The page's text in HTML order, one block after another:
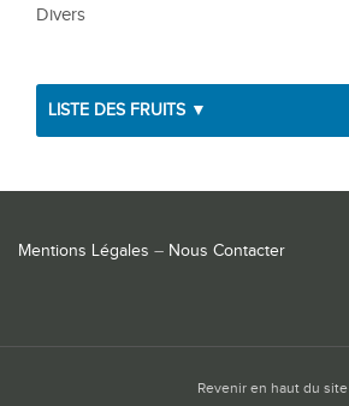
Divers
LISTE DES FRUITS ▼
Mentions Légales – Nous Contacter
Revenir en haut du site